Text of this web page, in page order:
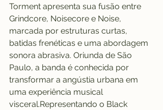
Torment apresenta sua fusão entre
Grindcore, Noisecore e Noise,
marcada por estruturas curtas,
batidas frenéticas e uma abordagem
sonora abrasiva. Oriunda de São
Paulo, a banda é conhecida por
transformar a angústia urbana em
uma experiência musical
visceral.Representando o Black